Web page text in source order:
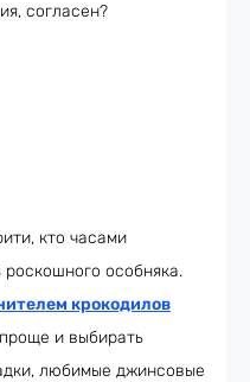
согласен?
кто часами
особняка.
крокодилов
и выбирать
любимые джинсовые